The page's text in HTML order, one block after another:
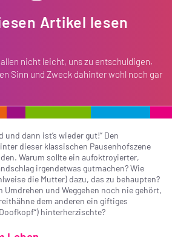
Artikel lesen
nicht leicht, uns zu entschuldigen.
Sinn und Zweck dahinter wohl noch gar
und dann ist’s wieder gut!“ Den
dieser klassischen Pausenhofszene
Warum sollte ein aufoktroyierter,
irgendetwas gutmachen? Wie
die Mutter) dazu, das zu behaupten?
und Weggehen noch nie gehört,
dem anderen ein giftiges
hinterherzischte?